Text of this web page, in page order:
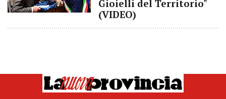
Gioielli del Territorio"
(VIDEO)